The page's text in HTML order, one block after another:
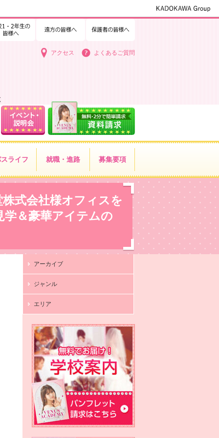
遠方の皆様へ
中学3年生の皆様へ
2年生の皆様へ
よくあるご質問
アクセス
ライフ 就職・進路 募集要項
式会社様オフィスを
＆豪華アイテムの
アーカイブ
ジャンル
エリア